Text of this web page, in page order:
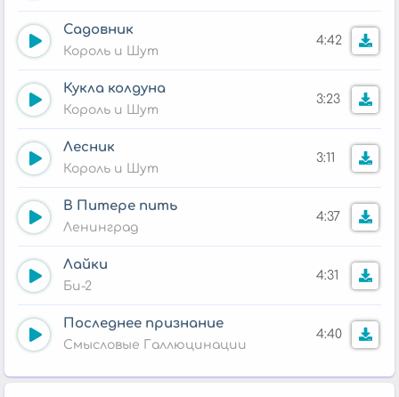
Садовник
Король и Шут
4:42
Кукла колдуна
Король и Шут
3:23
Лесник
Король и Шут
3:11
В Питере пить
Ленинград
4:37
Лайки
Би-2
4:31
Последнее признание
Смысловые Галлюцинации
4:40